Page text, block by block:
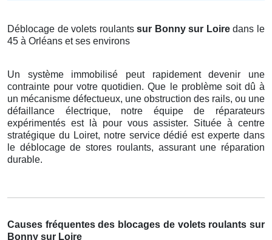
Déblocage de volets roulantssur Bonny sur Loiredans le
45 à Orléans et ses environs
Un système immobilisé peut rapidement devenir une
contrainte pour votre quotidien. Que le problème soit dû à
un mécanisme défectueux, une obstruction des rails, ou une
défaillance électrique, notre équipe de réparateurs
expérimentés est là pour vous assister. Située à centre
stratégique du Loiret, notre service dédié est experte dans
le déblocage de stores roulants, assurant une réparation
durable.
Causes fréquentes des blocages de volets roulants sur
Bonny sur Loire